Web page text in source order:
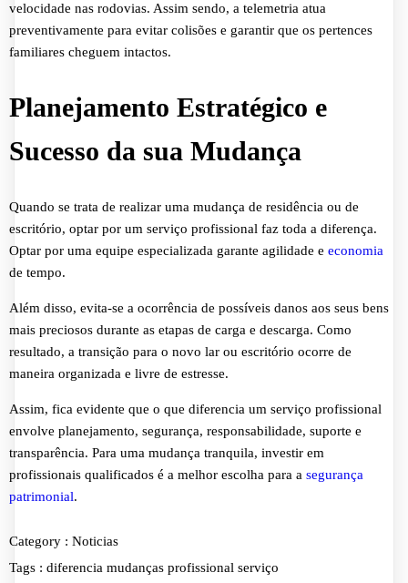
velocidade nas rodovias. Assim sendo, a telemetria atua
preventivamente para evitar colisões e garantir que os pertences
familiares cheguem intactos.
Planejamento Estratégico e
Sucesso da sua Mudança
Quando se trata de realizar uma mudança de residência ou de
escritório, optar por um serviço profissional faz toda a diferença.
Optar por uma equipe especializada garante agilidade e economia
de tempo.
Além disso, evita-se a ocorrência de possíveis danos aos seus bens
mais preciosos durante as etapas de carga e descarga. Como
resultado, a transição para o novo lar ou escritório ocorre de
maneira organizada e livre de estresse.
Assim, fica evidente que o que diferencia um serviço profissional
envolve planejamento, segurança, responsabilidade, suporte e
transparência. Para uma mudança tranquila, investir em
profissionais qualificados é a melhor escolha para a segurança
patrimonial.
Category : Noticias
Tags : diferencia mudanças profissional serviço